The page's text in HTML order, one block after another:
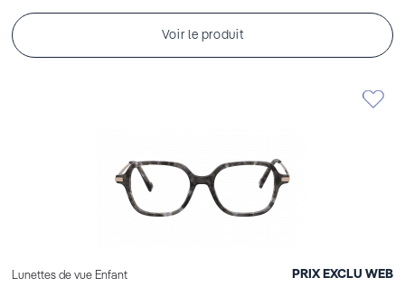
Voir le produit
Lunettes de vue Enfant PRIX EXCLU WEB